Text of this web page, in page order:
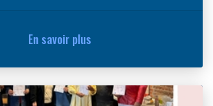
En savoir plus